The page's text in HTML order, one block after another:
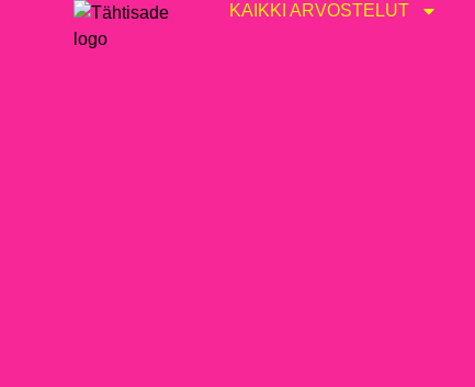
KAIKKI ARVOSTELUT